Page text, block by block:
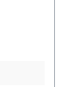
Wenn
Der